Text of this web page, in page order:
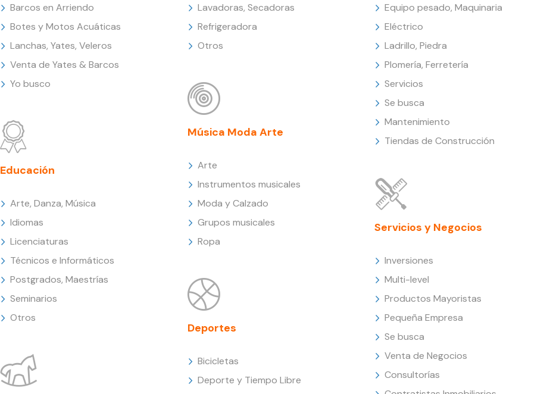
Barcos en Arriendo
Botes y Motos Acuáticas
Lanchas, Yates, Veleros
Venta de Yates & Barcos
Yo busco
Educación
Arte, Danza, Música
Idiomas
Licenciaturas
Técnicos e Informáticos
Postgrados, Maestrías
Seminarios
Otros
Lavadoras, Secadoras
Refrigeradora
Otros
Música Moda Arte
Arte
Instrumentos musicales
Moda y Calzado
Grupos musicales
Ropa
Deportes
Bicicletas
Deporte y Tiempo Libre
Equipo pesado, Maquinaria
Eléctrico
Ladrillo, Piedra
Plomería, Ferretería
Servicios
Se busca
Mantenimiento
Tiendas de Construcción
Servicios y Negocios
Inversiones
Multi-level
Productos Mayoristas
Pequeña Empresa
Se busca
Venta de Negocios
Consultorías